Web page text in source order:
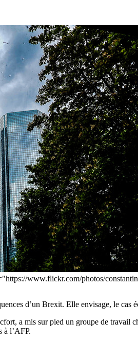
www.flickr.com/photos/
d’un Brexit. Elle envisage, le cas
a mis sur pied un groupe de travail
à l’AFP.